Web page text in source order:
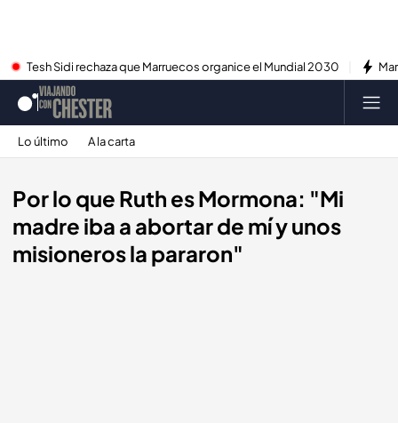
Tesh Sidi rechaza que Marruecos organice el Mundial 2030
Lo último A la carta
Por lo que Ruth es Mormona: "Mi
madre iba a abortar de mí y unos
misioneros la pararon"